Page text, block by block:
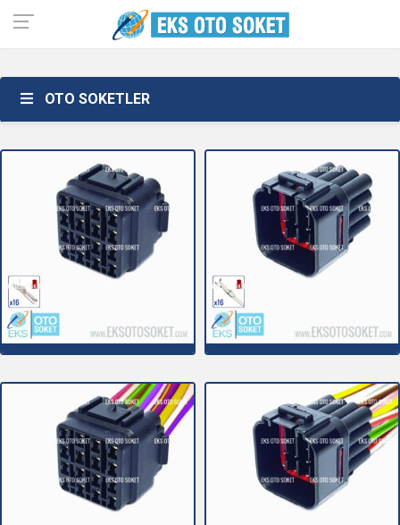
OTO SOKETLER
16C001 16C001E